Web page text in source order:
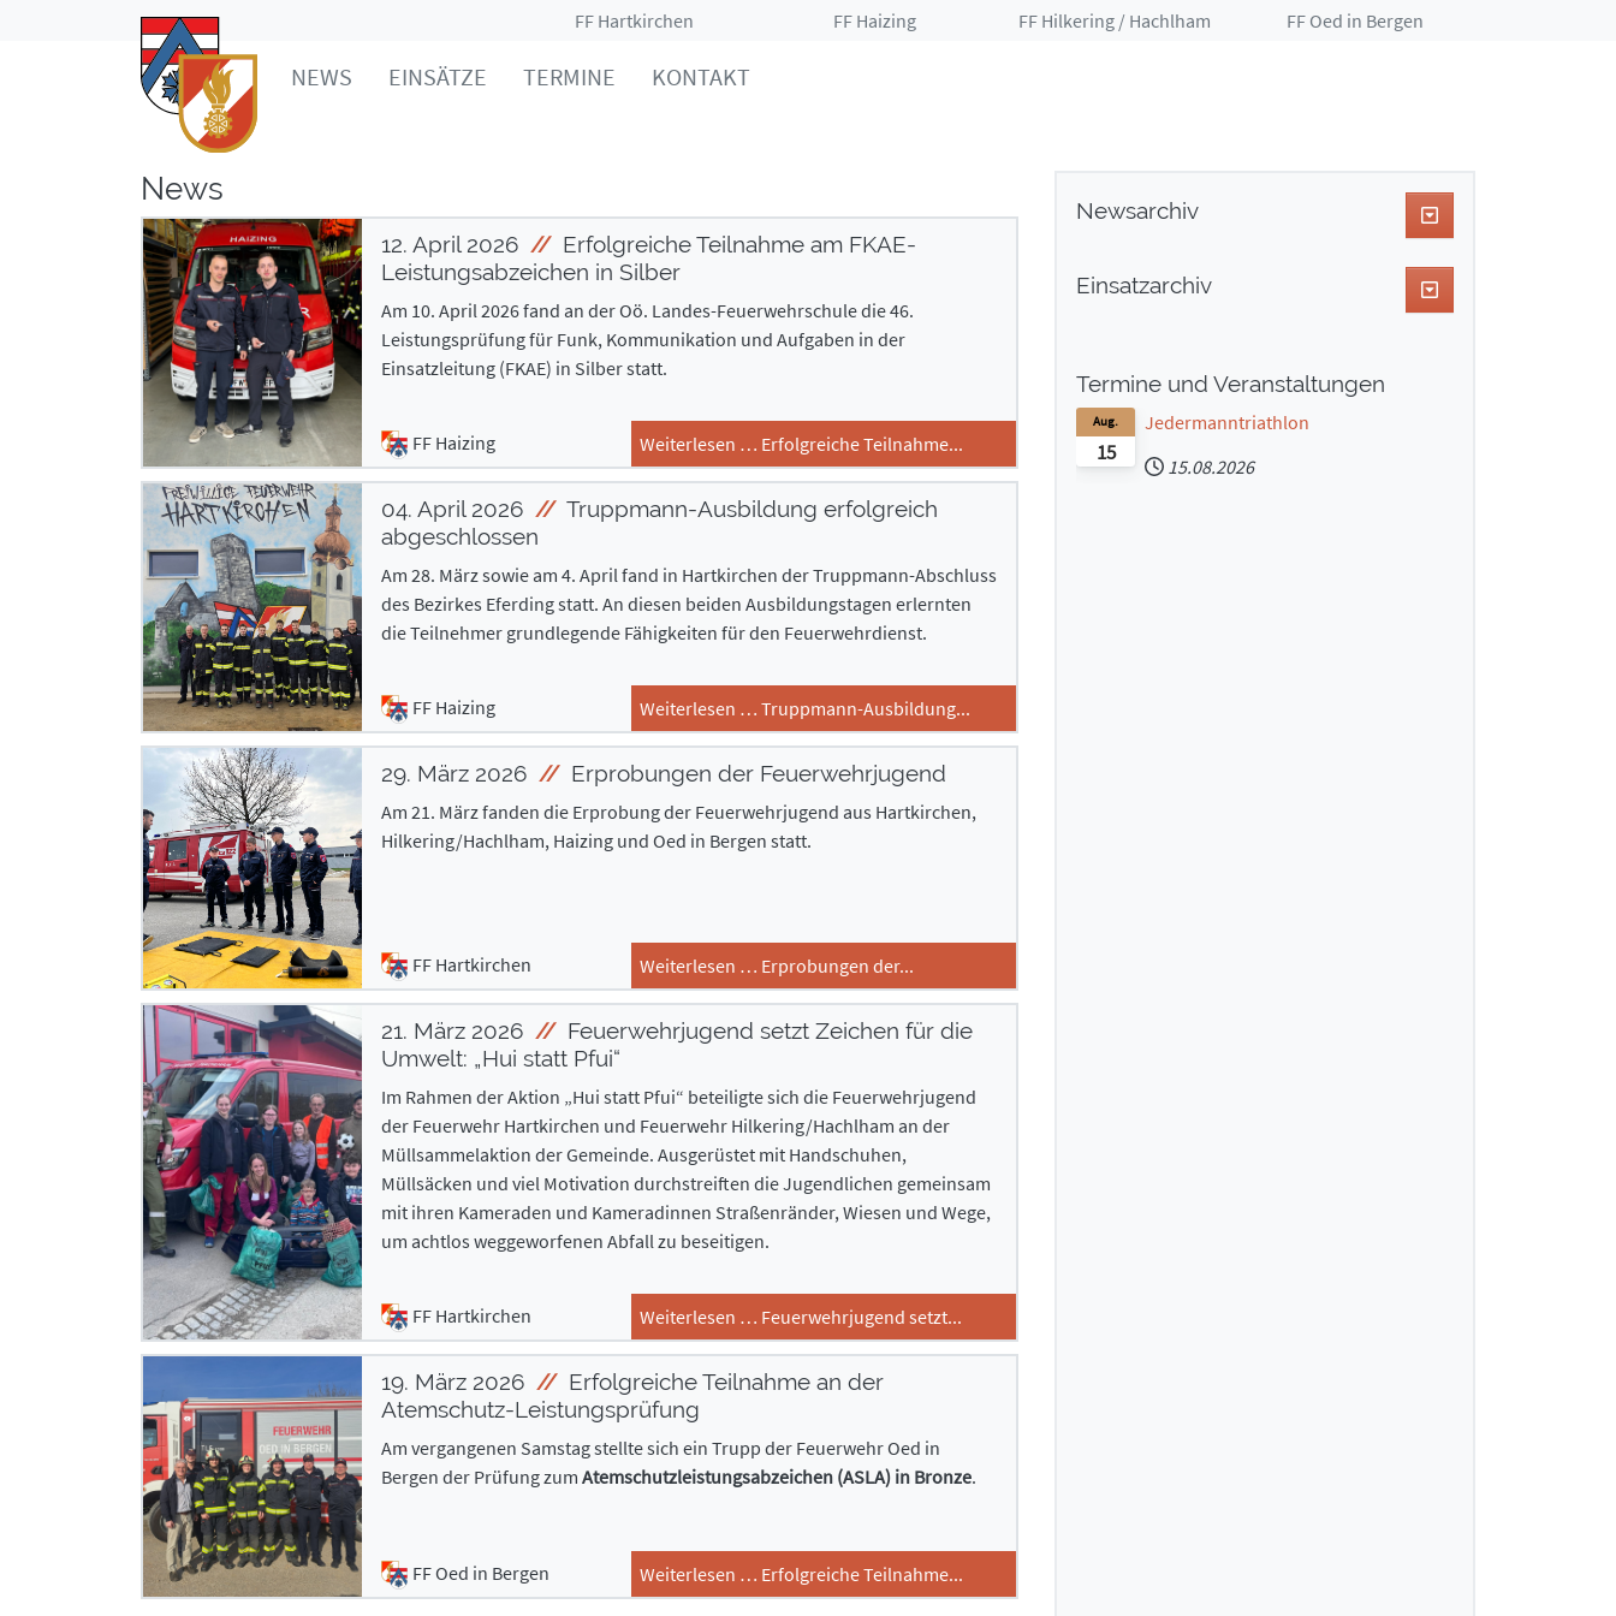
FF Hartkirchen FF Haizing FF Hilkering / Hachlham FF Oed in Bergen
NEWS EINSÄTZE TERMINE KONTAKT
News
12. April 2026
Erfolgreiche Teilnahme am FKAE-
Leistungsabzeichen in Silber
Am 10. April 2026 fand an der Oö. Landes-Feuerwehrschule die 46.
Leistungsprüfung für Funk, Kommunikation und Aufgaben in der
Einsatzleitung (FKAE) in Silber statt.
FF Haizing Weiterlesen … Erfolgreiche Teilnahme...
04. April 2026
Truppmann-Ausbildung erfolgreich
abgeschlossen
Am 28. März sowie am 4. April fand in Hartkirchen der Truppmann-Abschluss
des Bezirkes Eferding statt. An diesen beiden Ausbildungstagen erlernten
die Teilnehmer grundlegende Fähigkeiten für den Feuerwehrdienst.
FF Haizing Weiterlesen … Truppmann-Ausbildung...
29. März 2026 Erprobungen der Feuerwehrjugend
Am 21. März fanden die Erprobung der Feuerwehrjugend aus Hartkirchen,
Hilkering/Hachlham, Haizing und Oed in Bergen statt.
FF Hartkirchen Weiterlesen … Erprobungen der...
21. März 2026
Feuerwehrjugend setzt Zeichen für die
Umwelt: „Hui statt Pfui“
Im Rahmen der Aktion „Hui statt Pfui“ beteiligte sich die Feuerwehrjugend
der Feuerwehr Hartkirchen und Feuerwehr Hilkering/Hachlham an der
Müllsammelaktion der Gemeinde. Ausgerüstet mit Handschuhen,
Müllsäcken und viel Motivation durchstreiften die Jugendlichen gemeinsam
mit ihren Kameraden und Kameradinnen Straßenränder, Wiesen und Wege,
um achtlos weggeworfenen Abfall zu beseitigen.
FF Hartkirchen Weiterlesen … Feuerwehrjugend setzt...
19. März 2026
Erfolgreiche Teilnahme an der
Atemschutz-Leistungsprüfung
Am vergangenen Samstag stellte sich ein Trupp der Feuerwehr Oed in
Bergen der Prüfung zum Atemschutzleistungsabzeichen (ASLA) in Bronze.
FF Oed in Bergen Weiterlesen … Erfolgreiche Teilnahme...
Newsarchiv
Einsatzarchiv
Termine und Veranstaltungen
15
Aug.
Jedermanntriathlon
15.08.2026